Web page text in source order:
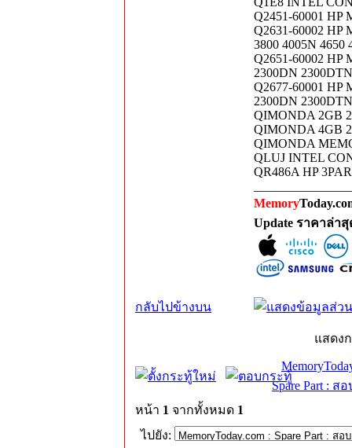
Q2451-60001 HP
Q2631-60002 HP
3800 4005N 4650
Q2651-60002 HP
2300DN 2300DTN
Q2677-60001 HP
2300DN 2300DTN
QIMONDA 2GB
QIMONDA 4GB
QIMONDA
QLUJ INTEL
QR486A HP
Memory
Update ราคาล่า
กลับไปข้างบน
แสดง
Spare Part : ส
หน้า 1 จากทั้งหมด 1
ไปยัง: